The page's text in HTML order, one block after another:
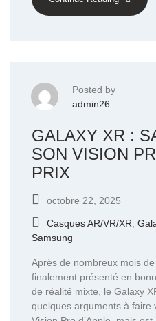
Posted by
admin26
GALAXY XR :
SON VISION
PRIX
octobre 22, 2025
Casques AR/VR/XR
Samsung
Après de nombreux mois
finalement présenté en
de réalité mixte, le Galaxy
quelques arguments à faire